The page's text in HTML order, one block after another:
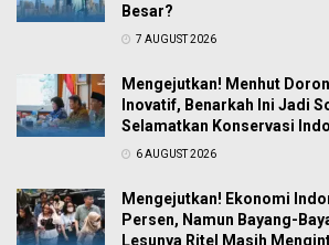
Besar?
7 AUGUST 2026
Mengejutkan! Menhut
Inovatif, Benarkah Ini Jadi
Selamatkan Konservasi
6 AUGUST 2026
Mengejutkan! Ekonomi
Persen, Namun Bayang-
Lesunya Ritel Masih